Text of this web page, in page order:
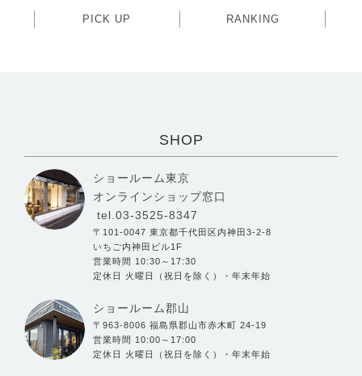
PICK UP RANKING
SHOP
ショールーム東京
オンラインショップ窓口
tel.03-3525-8347
〒101-0047 東京都千代田区内神田3-2-8
いちご内神田ビル1F
営業時間 10:30～17:30
定休日 火曜日（祝日を除く）・年末年始
ショールーム郡山
〒963-8006 福島県郡山市赤木町 24-19
営業時間 10:00～17:00
定休日 火曜日（祝日を除く）・年末年始